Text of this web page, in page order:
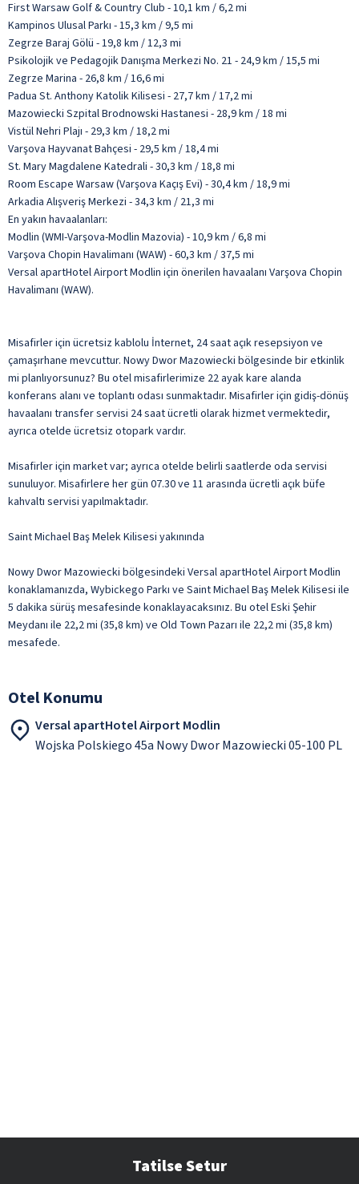
First Warsaw Golf & Country Club - 10,1 km / 6,2 mi
Kampinos Ulusal Parkı - 15,3 km / 9,5 mi
Zegrze Baraj Gölü - 19,8 km / 12,3 mi
Psikolojik ve Pedagojik Danışma Merkezi No. 21 - 24,9 km / 15,5 mi
Zegrze Marina - 26,8 km / 16,6 mi
Padua St. Anthony Katolik Kilisesi - 27,7 km / 17,2 mi
Mazowiecki Szpital Brodnowski Hastanesi - 28,9 km / 18 mi
Vistül Nehri Plajı - 29,3 km / 18,2 mi
Varşova Hayvanat Bahçesi - 29,5 km / 18,4 mi
St. Mary Magdalene Katedrali - 30,3 km / 18,8 mi
Room Escape Warsaw (Varşova Kaçış Evi) - 30,4 km / 18,9 mi
Arkadia Alışveriş Merkezi - 34,3 km / 21,3 mi
En yakın havaalanları:
Modlin (WMI-Varşova-Modlin Mazovia) - 10,9 km / 6,8 mi
Varşova Chopin Havalimanı (WAW) - 60,3 km / 37,5 mi
Versal apartHotel Airport Modlin için önerilen havaalanı Varşova Chopin
Havalimanı (WAW).
Misafirler için ücretsiz kablolu İnternet, 24 saat açık resepsiyon ve
çamaşırhane mevcuttur. Nowy Dwor Mazowiecki bölgesinde bir etkinlik
mi planlıyorsunuz? Bu otel misafirlerimize 22 ayak kare alanda
konferans alanı ve toplantı odası sunmaktadır. Misafirler için gidiş-dönüş
havaalanı transfer servisi 24 saat ücretli olarak hizmet vermektedir,
ayrıca otelde ücretsiz otopark vardır.
Misafirler için market var; ayrıca otelde belirli saatlerde oda servisi
sunuluyor. Misafirlere her gün 07.30 ve 11 arasında ücretli açık büfe
kahvaltı servisi yapılmaktadır.
Saint Michael Baş Melek Kilisesi yakınında
Nowy Dwor Mazowiecki bölgesindeki Versal apartHotel Airport Modlin
konaklamanızda, Wybickego Parkı ve Saint Michael Baş Melek Kilisesi ile
5 dakika sürüş mesafesinde konaklayacaksınız. Bu otel Eski Şehir
Meydanı ile 22,2 mi (35,8 km) ve Old Town Pazarı ile 22,2 mi (35,8 km)
mesafede.
Otel Konumu
Versal apartHotel Airport Modlin
Wojska Polskiego 45a Nowy Dwor Mazowiecki 05-100 PL
Tatilse Setur